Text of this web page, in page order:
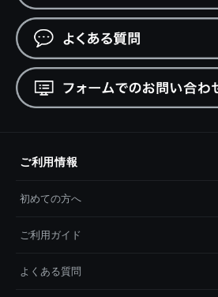
ご利用情報
初めての方へ
ご利用ガイド
よくある質問